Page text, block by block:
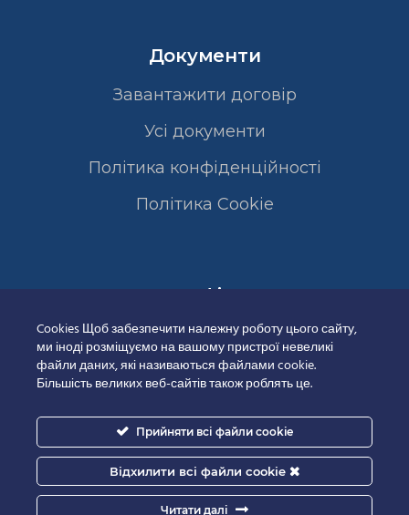
Документи
Завантажити договір
Усі документи
Політика конфіденційності
Полiтика Cookie
Сертифікати
Cookies Щоб забезпечити належну роботу цього сайту,
ми іноді розміщуємо на вашому пристрої невеликі
файли даних, які називаються файлами cookie.
Більшість великих веб-сайтів також роблять це.
Прийняти всі файли cookie
Відхилити всі файли cookie
Читати далі